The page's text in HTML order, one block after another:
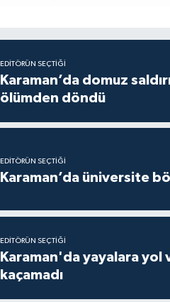
EDITÖRÜN SEÇTIĞI
Karaman’da domuz
ölümden döndü
EDITÖRÜN SEÇTIĞI
Karaman’da üniversite
EDITÖRÜN SEÇTIĞI
Karaman'da yayalara yol
kaçamadı